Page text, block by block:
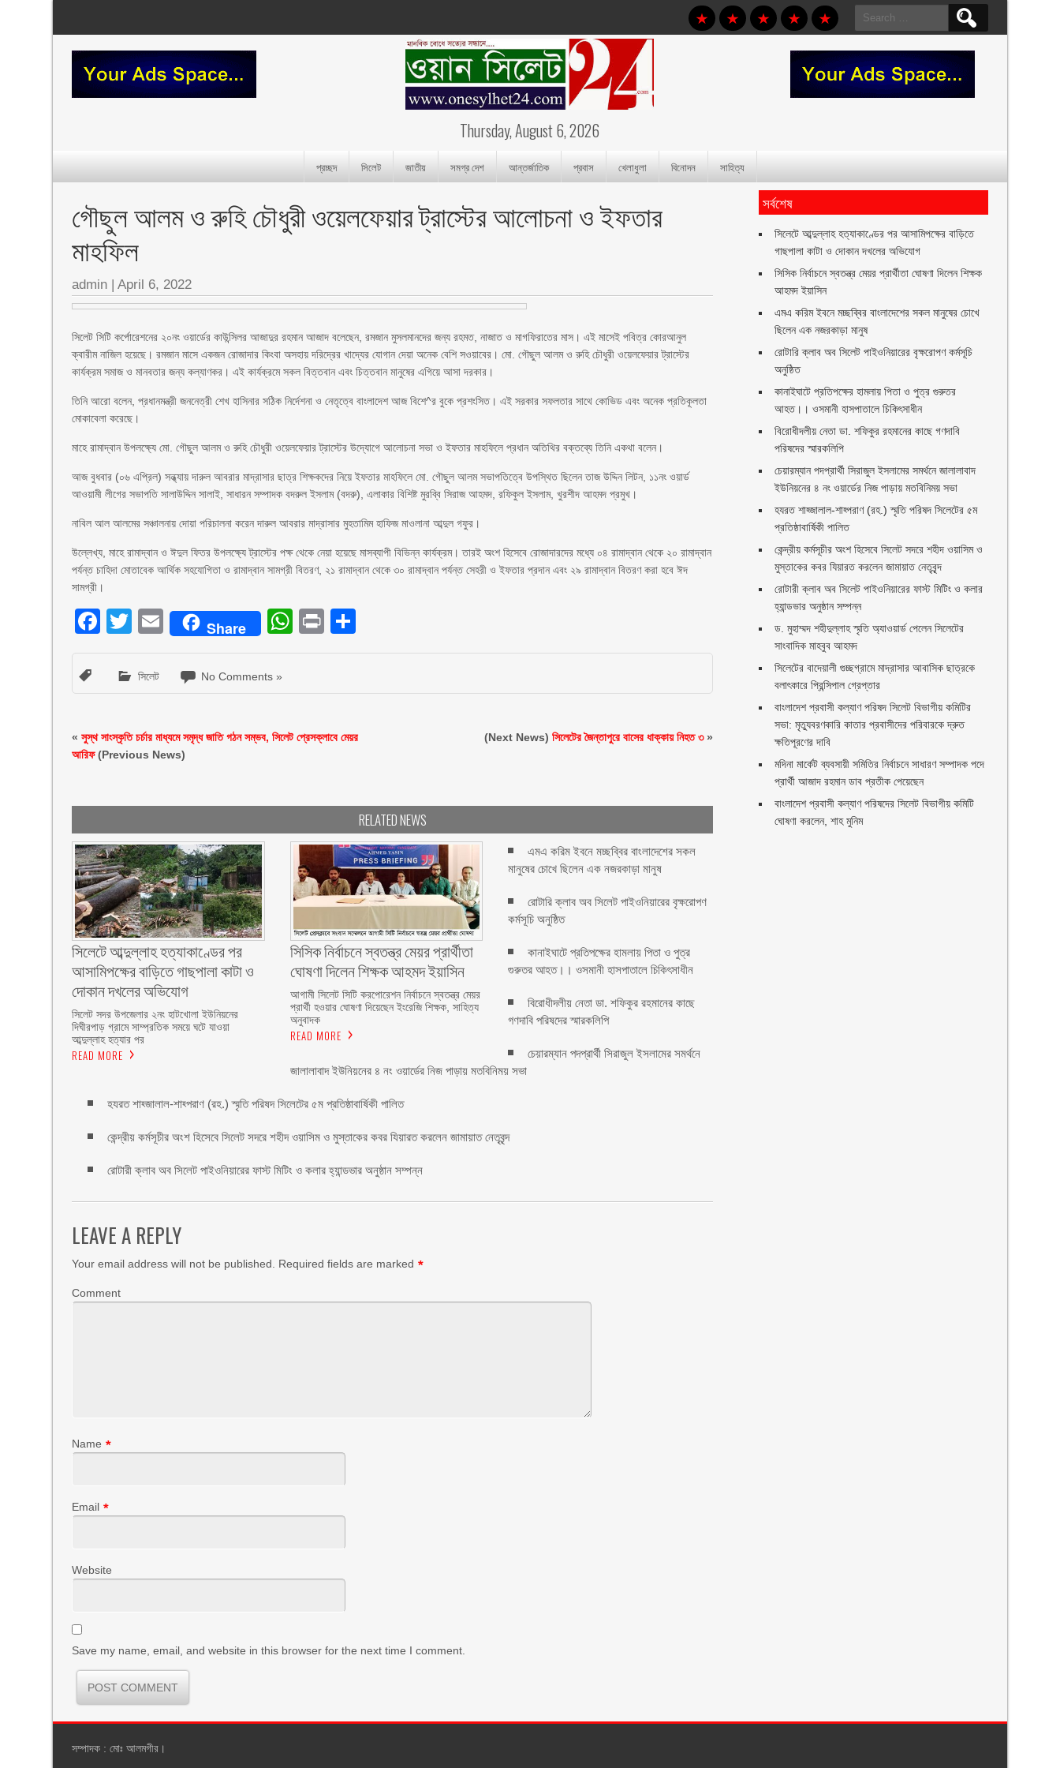
Search
for:
Thursday, August 6, 2026
প্রচ্ছদ সিলেট জাতীয় সমগ্র দেশ আন্তর্জাতিক প্রবাস খেলাধুলা বিনোদন সাহিত্য
গৌছুল আলম ও রুহি চৌধুরী ওয়েলফেয়ার ট্রাস্টের আলোচনা ও ইফতার
মাহফিল
admin |April 6, 2022
সিলেট সিটি কর্পোরেশনের ২০নং ওয়ার্ডের কাউন্সিলর আজাদুর রহমান আজাদ বলেছেন, রমজান মুসলমানদের জন্য রহমত, নাজাত ও মাগফিরাতের মাস। এই মাসেই পবিত্র কোরআনুল
ক্বারীম নাজিল হয়েছে। রমজান মাসে একজন রোজাদার কিংবা অসহায় দরিদ্রের খাদ্যের যোগান দেয়া অনেক বেশি সওয়াবের। মো. গৌছুল আলম ও রুহি চৌধুরী ওয়েলফেয়ার ট্রাস্টের
কার্যক্রম সমাজ ও মানবতার জন্য কল্যাণকর। এই কার্যক্রমে সকল বিত্তবান এবং চিত্তবান মানুষের এগিয়ে আসা দরকার।
তিনি আরো বলেন, প্রধানমন্ত্রী জননেত্রী শেখ হাসিনার সঠিক নির্দেশনা ও নেতৃত্বে বাংলাদেশ আজ বিশে^র বুকে প্রশংসিত। এই সরকার সফলতার সাথে কোভিড এবং অনেক প্রতিকূলতা
মোকাবেলা করেছে।
মাহে রামাদ্বান উপলক্ষ্যে মো. গৌছুল আলম ও রুহি চৌধুরী ওয়েলফেয়ার ট্রাস্টের উদ্যোগে আলোচনা সভা ও ইফতার মাহফিলে প্রধান অতিথির বক্তব্যে তিনি একথা বলেন।
আজ বুধবার (০৬ এপ্রিল) সন্ধ্যায় দারুল আবরার মাদ্রাসার ছাত্র শিক্ষকদের নিয়ে ইফতার মাহফিলে মো. গৌছুল আলম সভাপতিত্বে উপস্থিত ছিলেন তাজ উদ্দিন লিটন, ১১নং ওয়ার্ড
আওয়ামী লীগের সভাপতি সালাউদ্দিন সালাই, সাধারন সম্পাদক বদরুল ইসলাম (বদরু), এলাকার বিশিষ্ট মুরব্বি সিরাজ আহমদ, রফিকুল ইসলাম, খুরশীদ আহমদ প্রমুখ।
নাবিল আল আলমের সঞ্চালনায় দোয়া পরিচালনা করেন দারুল আবরার মাদ্রাসার মুহতামিম হাফিজ মাওলানা আব্দুল গফুর।
উল্লেখ্য, মাহে রামাদ্বান ও ঈদুল ফিতর উপলক্ষ্যে ট্রাস্টের পক্ষ থেকে নেয়া হয়েছে মাসব্যাপী বিভিন্ন কার্যক্রম। তারই অংশ হিসেবে রোজাদারদের মধ্যে ০৪ রামাদ্বান থেকে ২০ রামাদ্বান
পর্যন্ত চাহিদা মোতাবেক আর্থিক সহযোগিতা ও রামাদ্বান সামগ্রী বিতরণ, ২১ রামাদ্বান থেকে ৩০ রামাদ্বান পর্যন্ত সেহরী ও ইফতার প্রদান এবং ২৯ রামাদ্বান বিতরণ করা হবে ঈদ
সামগ্রী।
Facebook
Twitter
EmailShare WhatsApp
Print
সিলেট No Comments »
«সুস্থ সাংস্কৃতি চর্চার মাধ্যমে সমৃদ্ধ জাতি গঠন সম্ভব, সিলেট প্রেসক্লাবে মেয়র
আরিফ(Previous News)
(Next News)সিলেটের জৈন্তাপুরে বাসের ধাক্কায় নিহত ৩»
RELATED NEWS
সিলেটে আব্দুল্লাহ হত্যাকাণ্ডের পর
আসামিপক্ষের বাড়িতে গাছপালা কাটা ও
দোকান দখলের অভিযোগ
সিলেট সদর উপজেলার ২নং হাটখোলা ইউনিয়নের
দিঘীরপাড় গ্রামে সাম্প্রতিক সময়ে ঘটে যাওয়া
আব্দুল্লাহ হত্যার পর
READ MORE
সিসিক নির্বাচনে স্বতন্ত্র মেয়র প্রার্থীতা
ঘোষণা দিলেন শিক্ষক আহমদ ইয়াসিন
আগামী সিলেট সিটি করপোরেশন নির্বাচনে স্বতন্ত্র মেয়র
প্রার্থী হওয়ার ঘোষণা দিয়েছেন ইংরেজি শিক্ষক, সাহিত্য
অনুবাদক
READ MORE
এমএ করিম ইবনে মচ্ছব্বির বাংলাদেশের সকল
মানুষের চোখে ছিলেন এক নজরকাড়া মানুষ ‎
রোটারি ক্লাব অব সিলেট পাইওনিয়ারের বৃক্ষরোপণ
কর্মসূচি অনুষ্ঠিত
কানাইঘাটে প্রতিপক্ষের হামলায় পিতা ও পুত্র
গুরুতর আহত।। ওসমানী হাসপাতালে চিকিৎসাধীন
বিরোধীদলীয় নেতা ডা. শফিকুর রহমানের কাছে
গণদাবি পরিষদের স্মারকলিপি ‎
চেয়ারম্যান পদপ্রার্থী সিরাজুল ইসলামের সমর্থনে
জালালাবাদ ইউনিয়নের ৪ নং ওয়ার্ডের নিজ পাড়ায় মতবিনিময় সভা
হযরত শাহ্জালাল-শাহ্পরাণ (রহ.) স্মৃতি পরিষদ সিলেটের ৫ম প্রতিষ্ঠাবার্ষিকী পালিত ‎​
কেন্দ্রীয় কর্মসূচীর অংশ হিসেবে সিলেট সদরে শহীদ ওয়াসিম ও মুস্তাকের কবর যিয়ারত করলেন জামায়াত নেতৃবৃন্দ ‎
রোটারী ক্লাব অব সিলেট পাইওনিয়ারের ফাস্ট মিটিং ও কলার হ্যান্ডভার অনুষ্ঠান সম্পন্ন
LEAVE A REPLY
Your email address will not be published. Required fields are marked *
Comment
Name *
Email *
Website
Save my name, email, and website in this browser for the next time I comment.
সর্বশেষ
সিলেটে আব্দুল্লাহ হত্যাকাণ্ডের পর আসামিপক্ষের বাড়িতে
গাছপালা কাটা ও দোকান দখলের অভিযোগ
সিসিক নির্বাচনে স্বতন্ত্র মেয়র প্রার্থীতা ঘোষণা দিলেন শিক্ষক
আহমদ ইয়াসিন
এমএ করিম ইবনে মচ্ছব্বির বাংলাদেশের সকল মানুষের চোখে
ছিলেন এক নজরকাড়া মানুষ ‎
রোটারি ক্লাব অব সিলেট পাইওনিয়ারের বৃক্ষরোপণ কর্মসূচি
অনুষ্ঠিত
কানাইঘাটে প্রতিপক্ষের হামলায় পিতা ও পুত্র গুরুতর
আহত।। ওসমানী হাসপাতালে চিকিৎসাধীন
বিরোধীদলীয় নেতা ডা. শফিকুর রহমানের কাছে গণদাবি
পরিষদের স্মারকলিপি ‎
চেয়ারম্যান পদপ্রার্থী সিরাজুল ইসলামের সমর্থনে জালালাবাদ
ইউনিয়নের ৪ নং ওয়ার্ডের নিজ পাড়ায় মতবিনিময় সভা
হযরত শাহ্জালাল-শাহ্পরাণ (রহ.) স্মৃতি পরিষদ সিলেটের ৫ম
প্রতিষ্ঠাবার্ষিকী পালিত ‎​
কেন্দ্রীয় কর্মসূচীর অংশ হিসেবে সিলেট সদরে শহীদ ওয়াসিম ও
মুস্তাকের কবর যিয়ারত করলেন জামায়াত নেতৃবৃন্দ ‎
রোটারী ক্লাব অব সিলেট পাইওনিয়ারের ফাস্ট মিটিং ও কলার
হ্যান্ডভার অনুষ্ঠান সম্পন্ন
ড. মুহাম্মদ শহীদুল্লাহ স্মৃতি অ্যাওয়ার্ড পেলেন সিলেটের
সাংবাদিক মাহবুব আহমদ
সিলেটের বাদেয়ালী গুচ্ছগ্রামে মাদ্রাসার আবাসিক ছাত্রকে
বলাৎকারে প্রিন্সিপাল গ্রেপ্তার ‎
বাংলাদেশ প্রবাসী কল্যাণ পরিষদ সিলেট বিভাগীয় কমিটির
সভা: মৃত্যুবরণকারি কাতার প্রবাসীদের পরিবারকে দ্রুত
ক্ষতিপূরণের দাবি
মদিনা মার্কেট ব্যবসায়ী সমিতির নির্বাচনে সাধারণ সম্পাদক পদে
প্রার্থী আজাদ রহমান ডাব প্রতীক পেয়েছেন ‎
‎বাংলাদেশ প্রবাসী কল্যাণ পরিষদের সিলেট বিভাগীয় কমিটি
ঘোষণা করলেন, শাহ মুনিম
সম্পাদক : মোঃ আলমগীর।